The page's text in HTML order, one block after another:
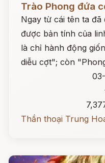
Trào Phong đứa
Ngay từ cái tên ta
được bản tính của
là chỉ hành động
diễu cợt"; còn
Thần thoại Trung